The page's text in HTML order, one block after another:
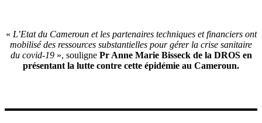
« L’Etat du Cameroun et les partenaires techniques et financiers ont
mobilisé des ressources substantielles pour gérer la crise sanitaire
du covid-19», souligne Pr Anne Marie Bisseck de la DROS en
présentant la lutte contre cette épidémie au Cameroun.